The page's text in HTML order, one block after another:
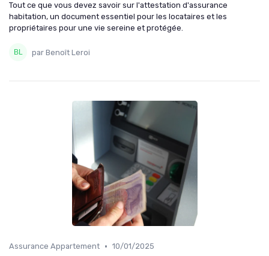
Tout ce que vous devez savoir sur l'attestation d'assurance
habitation, un document essentiel pour les locataires et les
propriétaires pour une vie sereine et protégée.
par Benoît Leroi
Assurance Appartement • 10/01/2025